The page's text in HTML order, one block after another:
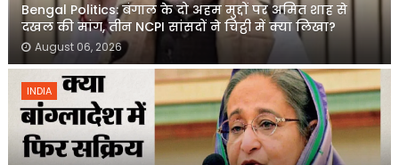
Bengal Politics: बंगाल के दो अहम मुद्दों पर अमित शाह से
दखल की मांग, तीन NCPI सांसदों ने चिट्ठी में क्या लिखा?
August 06, 2026
INDIA